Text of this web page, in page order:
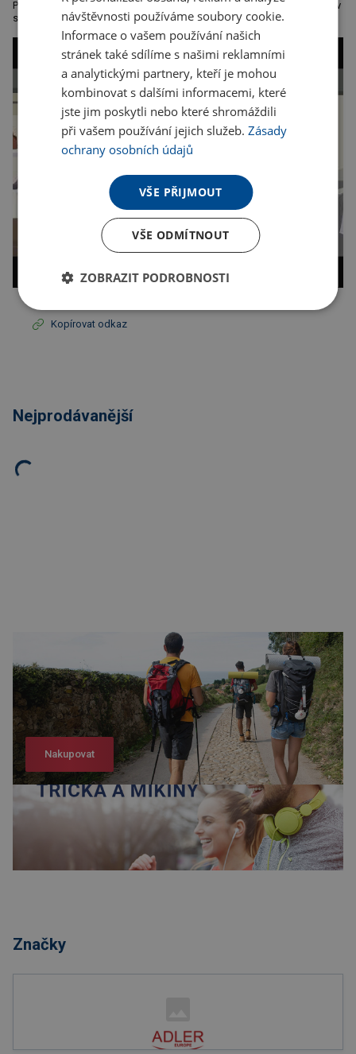
Pantone 2756C, ale může se lišit. Rozměr: průměr 6,7 x 25,7 cm. Baleno v
sáčku. Doporučená technologie potisku: tamponová
Kopírovat odkaz
Nejprodávanější
Nakupovat
Značky
návštěvnosti používáme soubory cookie.
Informace o vašem používání našich
stránek také sdílíme s našimi reklamními
a analytickými partnery, kteří je mohou
kombinovat s dalšími informacemi, které
jste jim poskytli nebo které shromáždili
při vašem používání jejich služeb.Zásady
ochrany osobních údajů
VŠE PŘIJMOUT
VŠE ODMÍTNOUT
ZOBRAZIT PODROBNOSTI